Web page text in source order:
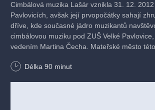
Cimbálová muzika Lašár vznikla 31. 12. 2012
Pavlovicích, avšak její prvopočátky sahají
dříve, kde současné jádro muzikantů
cimbálovou muziku pod ZUŠ Velké
vedením Martina Čecha. Mateřské město
především hlubokou folklórní tradicí, což
Délka 90 minut